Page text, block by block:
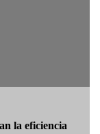
la eficiencia